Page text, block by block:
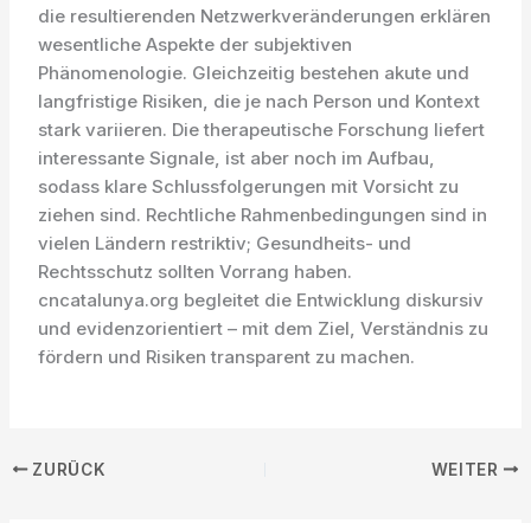
die resultierenden Netzwerkveränderungen erklären
wesentliche Aspekte der subjektiven
Phänomenologie. Gleichzeitig bestehen akute und
langfristige Risiken, die je nach Person und Kontext
stark variieren. Die therapeutische Forschung liefert
interessante Signale, ist aber noch im Aufbau,
sodass klare Schlussfolgerungen mit Vorsicht zu
ziehen sind. Rechtliche Rahmenbedingungen sind in
vielen Ländern restriktiv; Gesundheits- und
Rechtsschutz sollten Vorrang haben.
cncatalunya.org begleitet die Entwicklung diskursiv
und evidenzorientiert – mit dem Ziel, Verständnis zu
fördern und Risiken transparent zu machen.
ZURÜCK WEITER